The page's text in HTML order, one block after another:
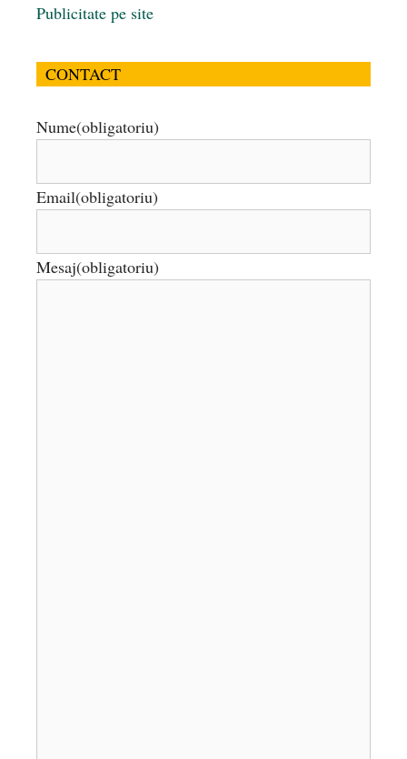
Publicitate pe site
CONTACT
Nume(obligatoriu)
Email(obligatoriu)
Mesaj(obligatoriu)